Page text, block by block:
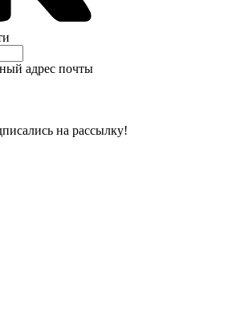
адрес почты
на рассылку!